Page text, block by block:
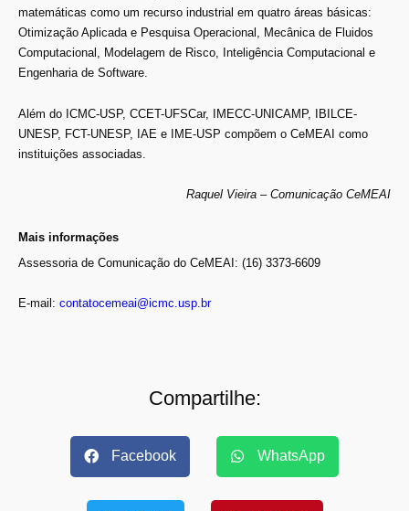
matemáticas como um recurso industrial em quatro áreas básicas:
Otimização Aplicada e Pesquisa Operacional, Mecânica de Fluidos
Computacional, Modelagem de Risco, Inteligência Computacional e
Engenharia de Software.
Além do ICMC-USP, CCET-UFSCar, IMECC-UNICAMP, IBILCE-
UNESP, FCT-UNESP, IAE e IME-USP compõem o CeMEAI como
instituições associadas.
Raquel Vieira – Comunicação CeMEAI
Mais informações
Assessoria de Comunicação do CeMEAI: (16) 3373-6609
E-mail: contatocemeai@icmc.usp.br
Compartilhe:
Facebook WhatsApp